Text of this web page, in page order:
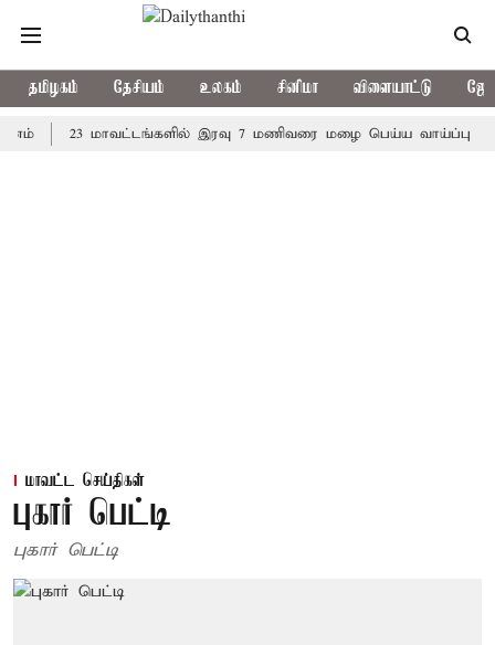
தமிழகம் தேசியம் உலகம் சினிமா விளையாட்டு
23 மாவட்டங்களில் இரவு 7 மணிவரை மழை பெய்ய வாய்ப்பு
மாவட்ட செய்திகள்
புகார் பெட்டி
புகார் பெட்டி